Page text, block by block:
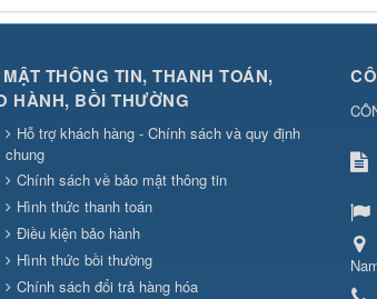
THÔNG TIN, THANH TOÁN,
HÀNH, BỒI THƯỜNG
Hỗ trợ khách hàng - Chính sách và quy định
chung
Chính sách về bảo mật thông tin
Hình thức thanh toán
Điều kiện bảo hành
Hình thức bồi thường
Chính sách đổi trả hàng hóa